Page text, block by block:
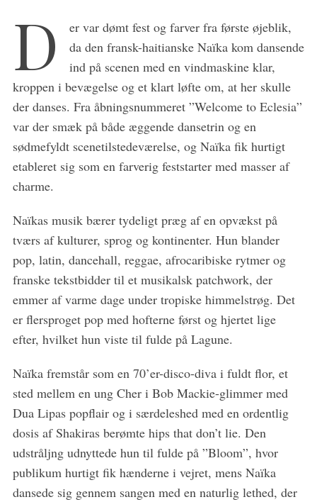
D
er var dømt fest og farver fra første øjeblik,
da den fransk-haitianske Naïka kom dansende
ind på scenen med en vindmaskine klar,
kroppen i bevægelse og et klart løfte om, at her skulle
der danses. Fra åbningsnummeret ”Welcome to Eclesia”
var der smæk på både æggende dansetrin og en
sødmefyldt scenetilstedeværelse, og Naïka fik hurtigt
etableret sig som en farverig feststarter med masser af
charme.
Naïkas musik bærer tydeligt præg af en opvækst på
tværs af kulturer, sprog og kontinenter. Hun blander
pop, latin, dancehall, reggae, afrocaribiske rytmer og
franske tekstbidder til et musikalsk patchwork, der
emmer af varme dage under tropiske himmelstrøg. Det
er flersproget pop med hofterne først og hjertet lige
efter, hvilket hun viste til fulde på Lagune.
Naïka fremstår som en 70’er-disco-diva i fuldt flor, et
sted mellem en ung Cher i Bob Mackie-glimmer med
Dua Lipas popflair og i særdeleshed med en ordentlig
dosis af Shakiras berømte hips that don’t lie. Den
udstråljng udnyttede hun til fulde på ”Bloom”, hvor
publikum hurtigt fik hænderne i vejret, mens Naïka
dansede sig gennem sangen med en naturlig lethed, der